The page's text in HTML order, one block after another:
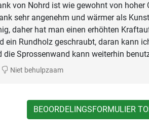
von Nohrd ist wie gewohnt von hoher
sehr angenehm und wärmer als
daher hat man einen erhöhten
ein Rundholz geschraubt, daran kann
die Sprossenwand kann weiterhin
Niet behulpzaam
BEOORDELINGSFORMULIER